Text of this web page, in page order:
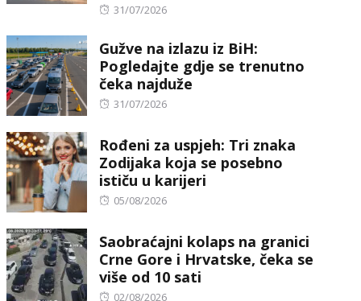
Posted
31/07/2026
Gužve na izlazu iz BiH:
Pogledajte gdje se trenutno
čeka najduže
Posted
31/07/2026
Rođeni za uspjeh: Tri znaka
Zodijaka koja se posebno
ističu u karijeri
Posted
05/08/2026
Saobraćajni kolaps na granici
Crne Gore i Hrvatske, čeka se
više od 10 sati
Posted
02/08/2026